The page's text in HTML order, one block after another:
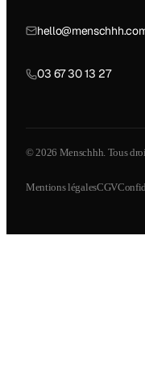
03 67 30 13 27
© 2026 Menschhh. Tous
Mentions légalesCGV